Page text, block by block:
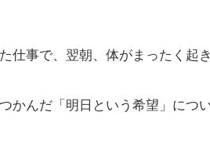
仕事で、翌朝、体がまったく起
かんだ「明日という希望」につ